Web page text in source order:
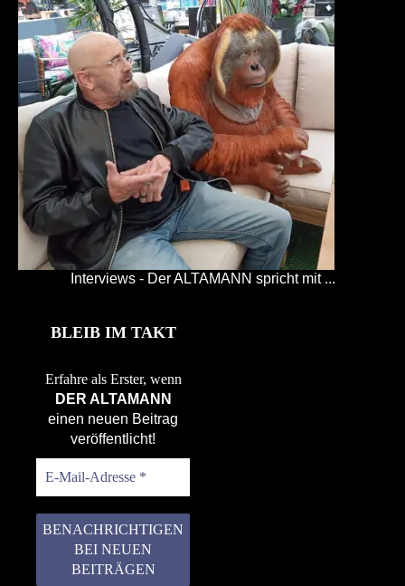
Interviews - Der ALTAMANN spricht mit ...
BLEIB IM TAKT
Erfahre als Erster, wenn
DER ALTAMANN
einen neuen Beitrag
veröffentlicht!